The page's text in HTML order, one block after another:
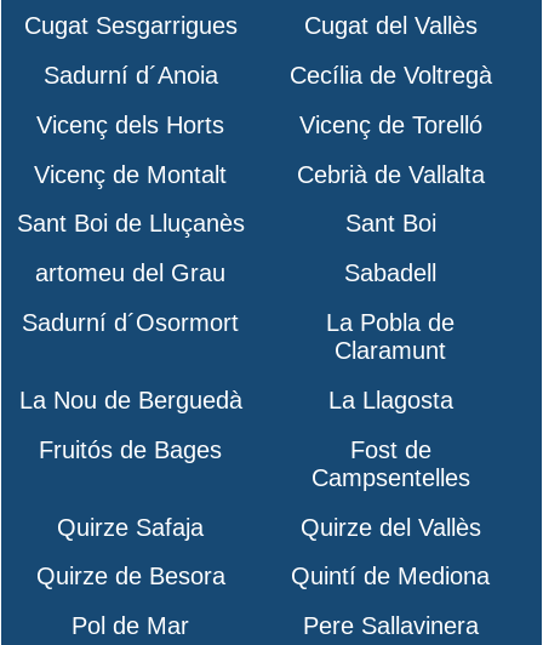
Cugat Sesgarrigues
Cugat del Vallès
Sadurní d´Anoia
Cecília de Voltregà
Vicenç dels Horts
Vicenç de Torelló
Vicenç de Montalt
Cebrià de Vallalta
Sant Boi de Lluçanès
Sant Boi
artomeu del Grau
Sabadell
Sadurní d´Osormort
La Pobla de
Claramunt
La Nou de Berguedà
La Llagosta
Fruitós de Bages
Fost de
Campsentelles
Quirze Safaja
Quirze del Vallès
Quirze de Besora
Quintí de Mediona
Pol de Mar
Pere Sallavinera